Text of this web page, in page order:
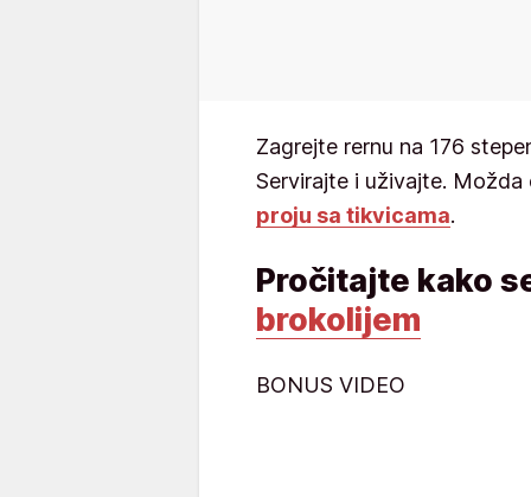
Zagrejte rernu na 176
Servirajte i uživajte.
proju sa tikvicama.
Pročitajte kako
brokolijem
BONUS VIDEO